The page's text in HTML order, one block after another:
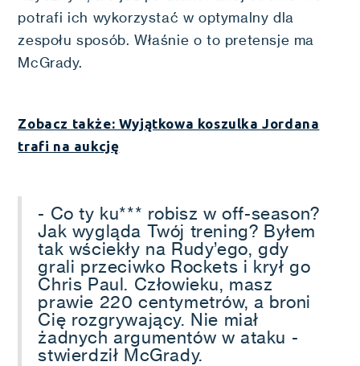
potrafi ich wykorzystać w optymalny dla
zespołu sposób. Właśnie o to pretensje ma
McGrady.
Zobacz także: Wyjątkowa koszulka Jordana
trafi na aukcję
- Co ty ku*** robisz w off-season?
Jak wygląda Twój trening? Byłem
tak wściekły na Rudy’ego, gdy
grali przeciwko Rockets i krył go
Chris Paul. Człowieku, masz
prawie 220 centymetrów, a broni
Cię rozgrywający. Nie miał
żadnych argumentów w ataku -
stwierdził McGrady.